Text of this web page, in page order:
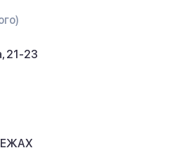
21-23